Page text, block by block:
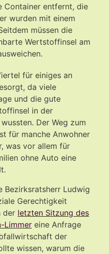
Container entfernt, die
wurden mit einem
müssen die
Wertstoffinsel am
für einiges an
da viele
und die gute
in der
Der Weg zum
für manche Anwohner
was vor allem für
ohne Auto eine
Bezirksratsherr Ludwig
Gerechtigkeit
der letzten Sitzung des
Limmer eine Anfrage
der
wissen, warum die